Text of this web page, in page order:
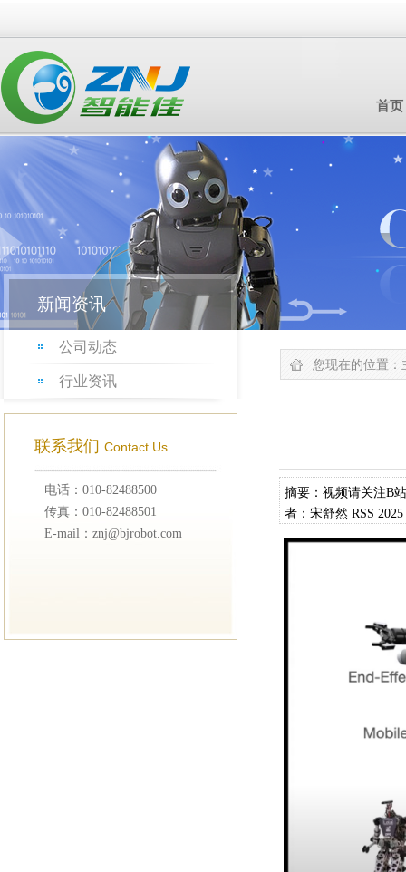
首页
新闻资讯
公司动态
行业资讯
联系我们 Contact Us
电话：010-82488500
传真：010-82488501
E-mail：znj@bjrobot.com
您现在的位置：
摘要：视频请关注B
者：宋舒然 RSS